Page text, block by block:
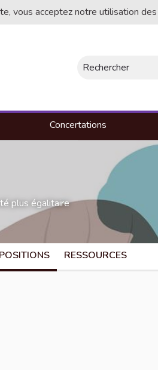
vous acceptez notre utilisation
Rechercher
Concertations
plus égalitaire
RESSOURCES